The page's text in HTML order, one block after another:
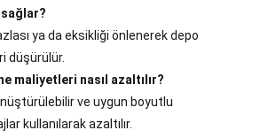
ya da eksikliği önlenerek depo
düşürülür.
maliyetleri nasıl azaltılır?
ve uygun boyutlu
kullanılarak azaltılır.